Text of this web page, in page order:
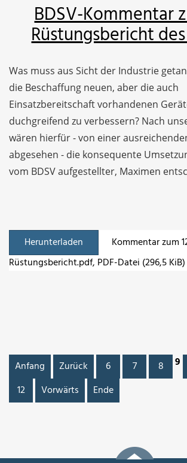
BDSV-Kommentar
Rüstungsbericht
Was muss aus Sicht der Industrie
die Beschaffung neuen, aber die auch
Einsatzbereitschaft vorhandenen
duchgreifend zu verbessern? Nach
wären hierfür - von einer
abgesehen - die konsequente
vom BDSV aufgestellter, Maximen
Herunterladen
Kommentar zum
Rüstungsbericht.pdf, PDF-Datei (296,5 KiB)
Anfang Zurück 6 7 8 9
12
Vorwärts Ende